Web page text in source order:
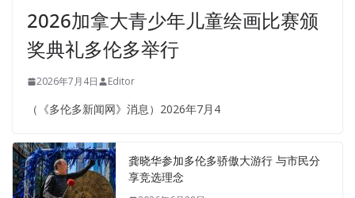
2026加拿大青少年儿童绘画比赛颁
奖典礼多伦多举行
2026年7月4日 Editor
（《多伦多新闻网》消息）2026年7月4
龚晓华参加多伦多骄傲大游行 与市民分
享竞选理念